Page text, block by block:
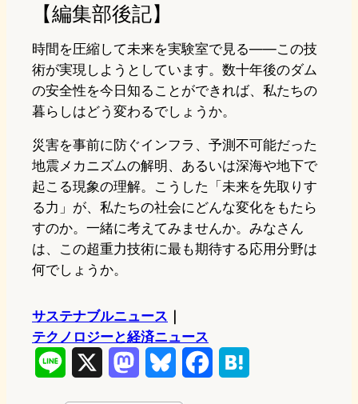
【編集部後記】
時間を圧縮して未来を実験室で見る——この技
術が実現しようとしています。数十年後のダム
の安全性を今日知ることができれば、私たちの
暮らしはどう変わるでしょうか。
災害を事前に防ぐインフラ、予測不可能だった
地震メカニズムの解明、あるいは深海や地下で
起こる現象の理解。こうした「未来を先取りす
る力」が、私たちの社会にどんな変化をもたら
すのか。一緒に考えてみませんか。みなさん
は、この超重力技術に最も期待する応用分野は
何でしょうか。
サステナブルニュース
テクノロジーと経済ニュース